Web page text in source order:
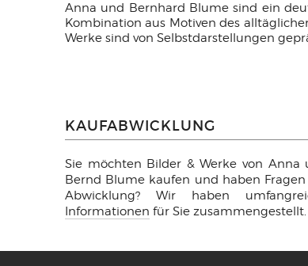
Anna und Bernhard Blume sind ein
Kombination aus Motiven des
Werke sind von Selbstdarstellungen
KAUFABWICKLUNG
Sie möchten Bilder & Werke von Anna
Bernd Blume kaufen und haben
Abwicklung? Wir haben
Informationen für Sie zusammengestellt.